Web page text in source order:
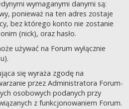
wymaganymi danymi są:
ponieważ na ten adres zostaje
bez którego konto nie zostanie
(nick), oraz hasło.
używać na Forum wyłącznie
się wyraża zgodę na
przez Administratora Forum-
osobowych podanych przy
z funkcjonowaniem Forum.